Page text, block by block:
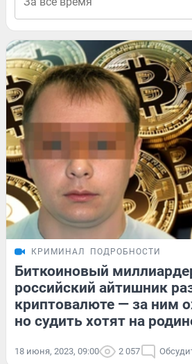
КРИМИНАЛ ПОДРОБНОСТИ
Биткоиновый
российский айтишник
криптовалюте — за ним
но судить хотят на
18 июня, 2023, 09:00 2 057